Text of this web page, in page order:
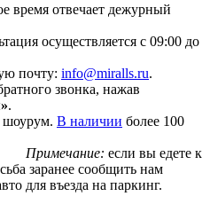
время отвечает дежурный
осуществляется с 09:00 до
почту: info@miralls.ru.
звонка, нажав
.
шоурум. В наличии более 100
зеркал.
Примечание: если вы едете к
заранее сообщить нам
для въезда на паркинг.